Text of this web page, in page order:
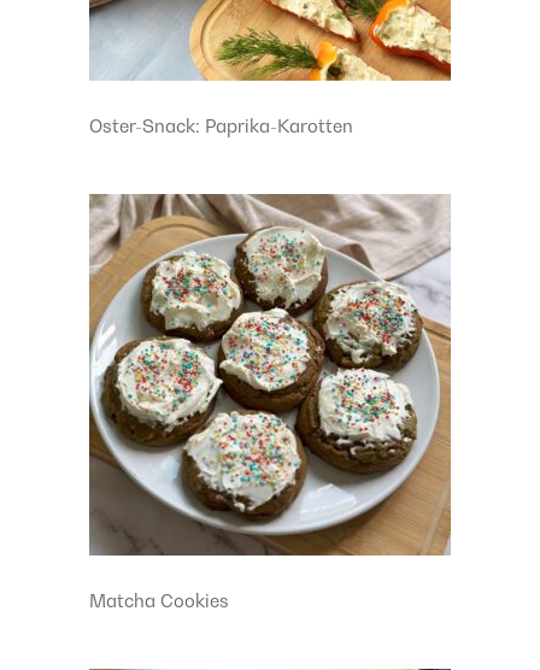
Oster-Snack: Paprika-Karotten
Matcha Cookies